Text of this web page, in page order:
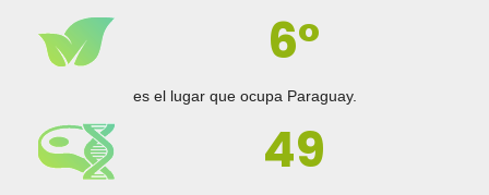
6°
es el lugar que ocupa Paraguay.
49